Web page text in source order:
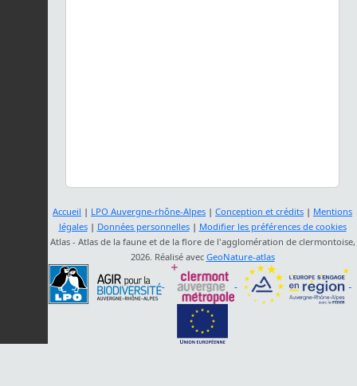
Accueil | LPO Auvergne-rhône-Alpes | Conception et crédits | Mentions
légales| Données personnelles| Modifier les préférences de cookies
Atlas - Atlas de la faune et de la flore de l'agglomération de clermontoise,
2026. Réalisé avec GeoNature-atlas